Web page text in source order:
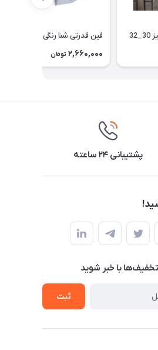
فین قدرتی شنا رنگی
2,660,000 تومان
پشتیبانی ۲۴ ساعته
با‌ خبر شوید
ثبت